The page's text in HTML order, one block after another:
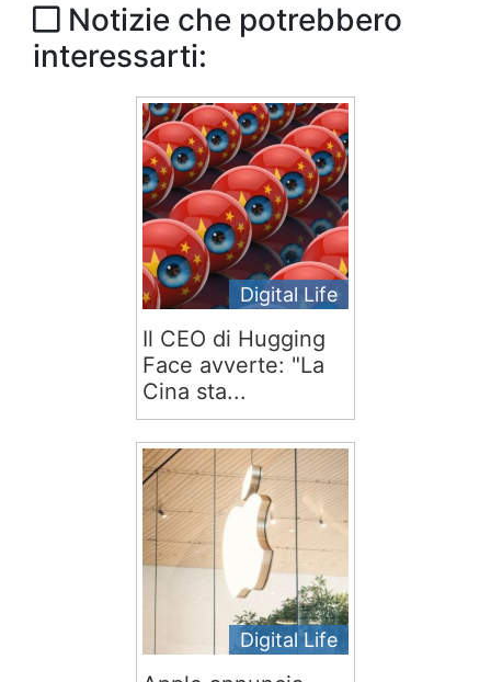
Notizie che potrebbero
interessarti:
Digital Life
Il CEO di Hugging
Face avverte: "La
Cina sta...
Digital Life